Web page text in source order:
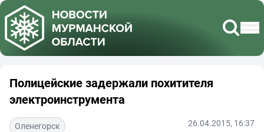
Полицейские задержали похитителя
электроинструмента
Оленегорск 26.04.2015, 16:37